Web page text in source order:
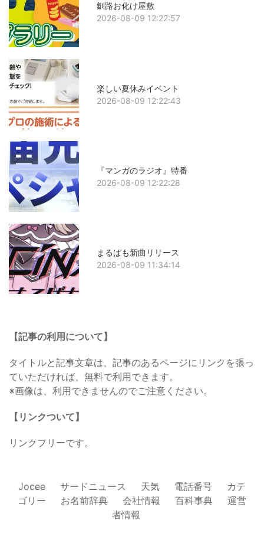
釧路お化け屋敷
2026-08-09 12:22:57
楽しい夏休みイベント
2026-08-09 12:22:43
『マンガのラジオ』特番
2026-08-09 12:22:28
まるぱも新曲リリース
2026-08-09 11:34:14
【記事の利用について】
タイトルと記事文章は、記事のあるページにリンクを張っ
ていただければ、無料で利用できます。
※画像は、利用できませんのでご注意ください。
【リンクついて】
リンクフリーです。
Jocee サードニュース 天気 電話番号
カテ
ゴリー
お名前辞典 会社情報 百科事典
運営
者情報